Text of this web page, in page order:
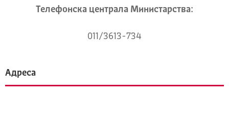
Телeфонска централа Mинистарства:
011/3613-734
Адреса